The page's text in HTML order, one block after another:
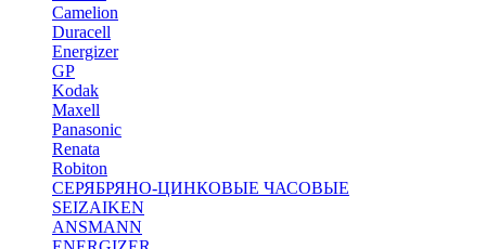
Camelion
Duracell
Energizer
GP
Kodak
Maxell
Panasonic
Renata
Robiton
СЕРЯБРЯНО-ЦИНКОВЫЕ ЧАСОВЫЕ
SEIZAIKEN
ANSMANN